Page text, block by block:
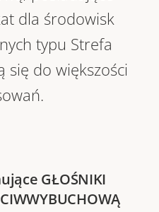
dla środowisk
typu Strefa
się do większości
GŁOŚNIKI